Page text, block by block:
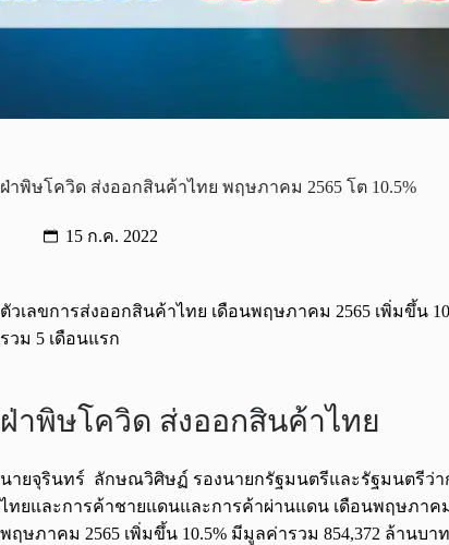
ฝ่าพิษโควิด ส่งออกสินค้าไทย พฤษภาคม 2565 โต 10.5%
15 ก.ค. 2022
ตัวเลขการส่งออกสินค้าไทย เดือนพฤษภาคม 2565 เพิ่มขึ้น
รวม 5 เดือนแรก
ฝ่าพิษโควิด ส่งออกสินค้าไทย
นายจุรินทร์ ลักษณวิศิษฏ์ รองนายกรัฐมนตรีและรัฐมนตรีว่า
ไทยและการค้าชายแดนและการค้าผ่านแดน เดือนพฤษภาค
พฤษภาคม 2565 เพิ่มขึ้น 10.5% มีมูลค่ารวม 854,372 ล้านบ